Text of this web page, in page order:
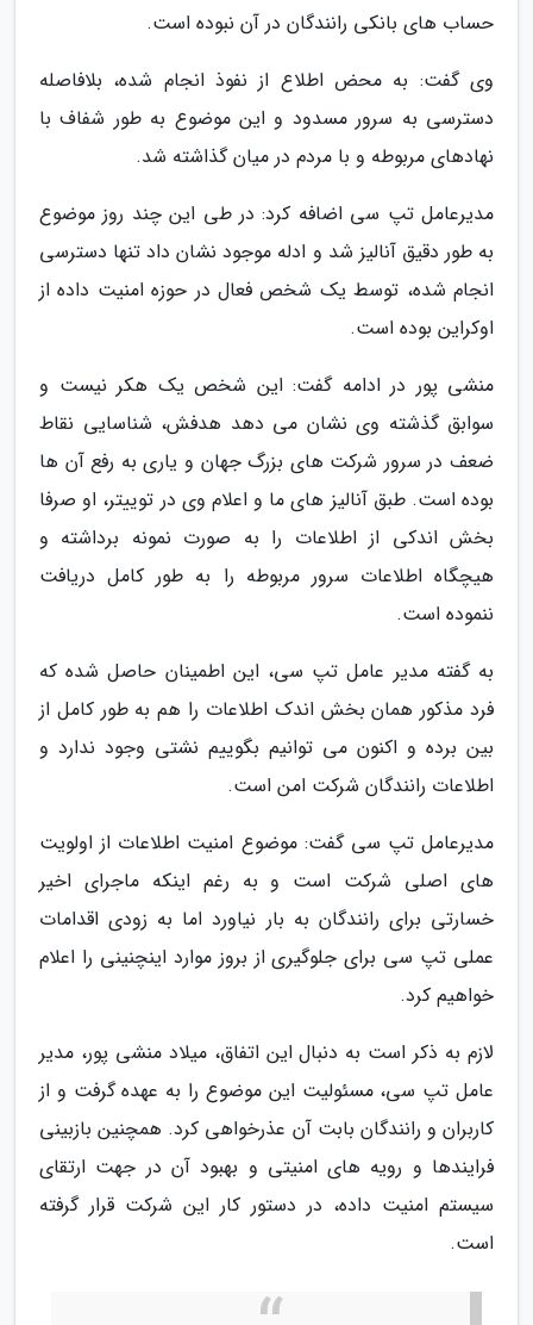
حساب های بانکی رانندگان در آن نبوده است.
وی گفت: به محض اطلاع از نفوذ انجام شده، بلافاصله
دسترسی به سرور مسدود و این موضوع به طور شفاف با
نهادهای مربوطه و با مردم در میان گذاشته شد.
مدیرعامل تپ سی اضافه کرد: در طی این چند روز موضوع
به طور دقیق آنالیز شد و ادله موجود نشان داد تنها دسترسی
انجام شده، توسط یک شخص فعال در حوزه امنیت داده از
اوکراین بوده است.
منشی پور در ادامه گفت: این شخص یک هکر نیست و
سوابق گذشته وی نشان می دهد هدفش، شناسایی نقاط
ضعف در سرور شرکت های بزرگ جهان و یاری به رفع آن ها
بوده است. طبق آنالیز های ما و اعلام وی در توییتر، او صرفا
بخش اندکی از اطلاعات را به صورت نمونه برداشته و
هیچگاه اطلاعات سرور مربوطه را به طور کامل دریافت
ننموده است.
به گفته مدیر عامل تپ سی، این اطمینان حاصل شده که
فرد مذکور همان بخش اندک اطلاعات را هم به طور کامل از
بین برده و اکنون می توانیم بگوییم نشتی وجود ندارد و
اطلاعات رانندگان شرکت امن است.
مدیرعامل تپ سی گفت: موضوع امنیت اطلاعات از اولویت
های اصلی شرکت است و به رغم اینکه ماجرای اخیر
خسارتی برای رانندگان به بار نیاورد اما به زودی اقدامات
عملی تپ سی برای جلوگیری از بروز موارد اینچنینی را اعلام
خواهیم کرد.
لازم به ذکر است به دنبال این اتفاق، میلاد منشی پور، مدیر
عامل تپ سی، مسئولیت این موضوع را به عهده گرفت و از
کاربران و رانندگان بابت آن عذرخواهی کرد. همچنین بازبینی
فرایندها و رویه های امنیتی و بهبود آن در جهت ارتقای
سیستم امنیت داده، در دستور کار این شرکت قرار گرفته
است.